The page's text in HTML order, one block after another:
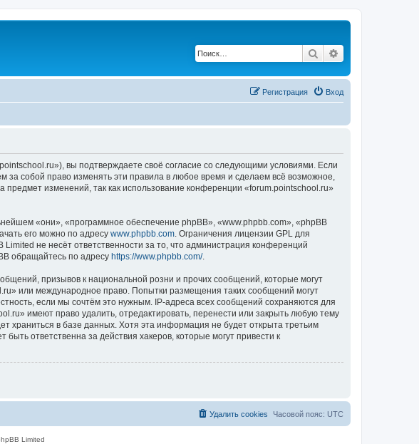
Поиск
Вход
Регистрация
вы подтверждаете своё согласие со следующими условиями. Если
собой право изменять эти правила в любое время и сделаем всё возможное,
изменений, так как использование конференции «forum.pointschool.ru»
«они», «программное обеспечение phpBB», «www.phpbb.com», «phpBB
его можно по адресу www.phpbb.com . Ограничения лицензии GPL для
не несёт ответственности за то, что администрация конференций
обращайтесь по адресу https://www.phpbb.com/.
призывов к национальной розни и прочих сообщений, которые могут
или международное право. Попытки размещения таких сообщений могут
если мы сочтём это нужным. IP-адреса всех сообщений сохраняются для
имеют право удалить, отредактировать, перенести или закрыть любую тему
храниться в базе данных. Хотя эта информация не будет открыта третьим
ответственна за действия хакеров, которые могут привести к
Часовой пояс: UTC
Удалить cookies
Limited